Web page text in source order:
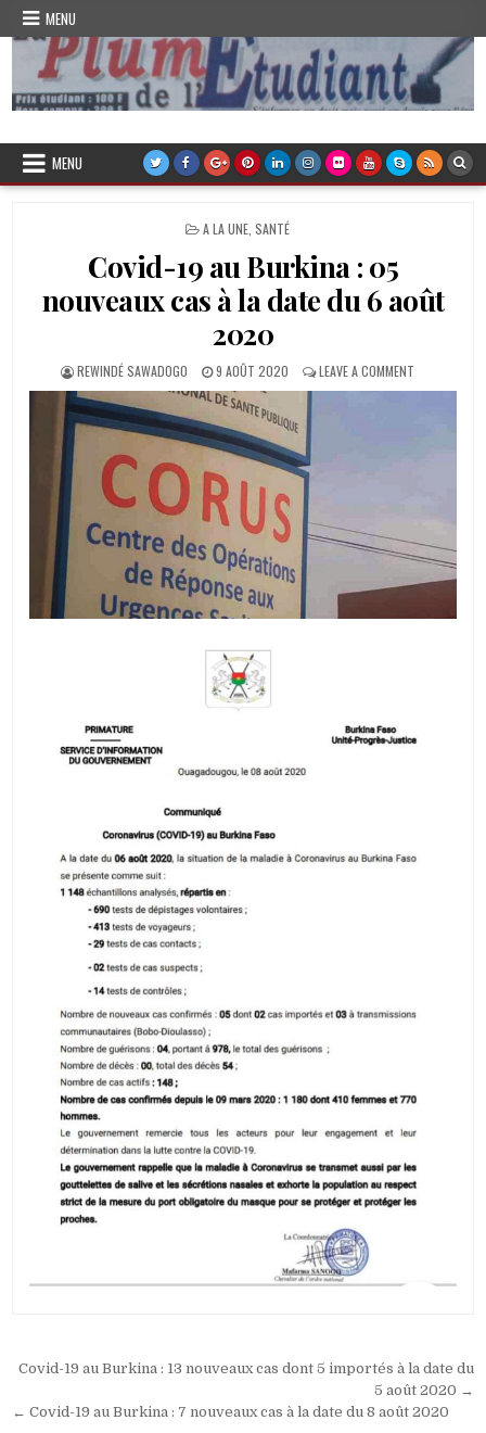
Skip
content
MENU
Plume de l'Etudiant
MENU
POSTED
A LA UNE SANTÉ
Covid-19 au Burkina : 05
nouveaux cas à la date du 6 août
2020
AUTHOR:
REWINDÉ SAWADOGO
PUBLISHED
DATE:
9 AOÛT 2020 LEAVE A COMMENT
COVID-
LA
DATE
DU
Navigation
de
Covid-19 au Burkina : 13 nouveaux cas dont 5 importés à la date du
5 août 2020 →
← Covid-19 au Burkina : 7 nouveaux cas à la date du 8 août 2020